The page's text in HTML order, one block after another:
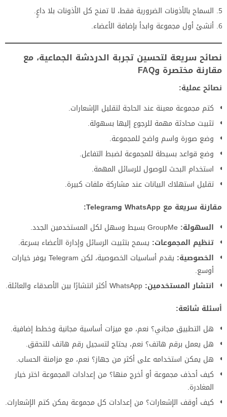
السماح بالأذونات الضرورية فقط، لا تمنح كل الأذونات بلا داعٍ.
أنشئ أول مجموعة وابدأ بإضافة الأعضاء.
نصائح سريعة لتحسين تجربة الدردشة الجماعية، مع
مقارنة مختصرة وFAQ
نصائح عملية:
كتم مجموعة معينة عند الحاجة لتقليل الإشعارات.
تثبيت محادثة مهمة للرجوع إليها بسهولة.
وضع صورة واسم واضح للمجموعة.
وضع قواعد بسيطة للمجموعة لضبط التفاعل.
استخدام البحث للوصول للرسائل المهمة.
تقليل استهلاك البيانات عند مشاركة ملفات كبيرة.
مقارنة سريعة مع WhatsApp وTelegram:
السهولة:
تنظيم المجموعات: يسمح بتثبيت الرسائل وإدارة الأعضاء بسرعة.
الخصوصية:
يقدم أساسيات الخصوصية، لكن Telegram يوفر خيارات
أوسع.
انتشار المستخدمين:
أسئلة شائعة:
هل التطبيق مجاني؟ نعم، مع ميزات أساسية مجانية وخطط إضافية.
هل يعمل برقم هاتف؟ نعم، يحتاج لتسجيل رقم هاتف للتحقق.
هل يمكن استخدامه على أكثر من جهاز؟ نعم، مع مزامنة الحساب.
كيف أحذف مجموعة أو أخرج منها؟ من إعدادات المجموعة اختر خيار
المغادرة.
كيف أوقف الإشعارات؟ من إعدادات كل مجموعة يمكن كتم الإشعارات.